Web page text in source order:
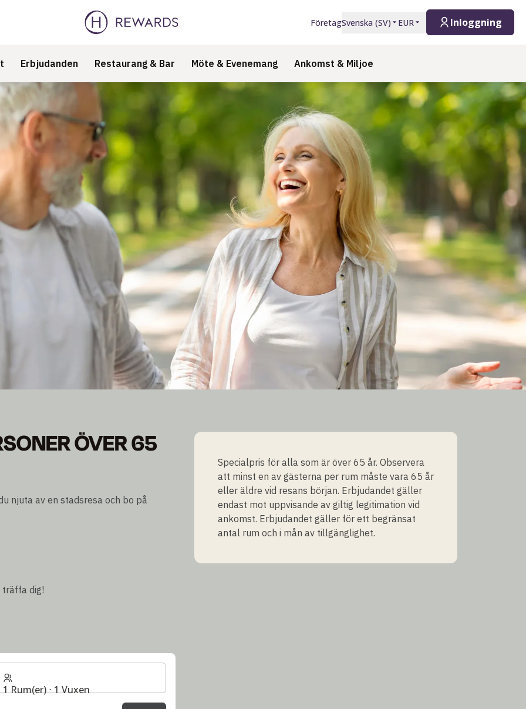
FöretagSvenska (SV) EUR Inloggning
Erbjudanden Restaurang & Bar Möte & Evenemang Ankomst & Miljoe
ÖVER 65
njuta av en stadsresa och bo på
träffa dig!
1 Rum(er) ⋅ 1 Vuxen
Specialpris för alla som är över 65 år. Observera
att minst en av gästerna per rum måste vara 65 år
eller äldre vid resans början. Erbjudandet gäller
endast mot uppvisande av giltig legitimation vid
ankomst. Erbjudandet gäller för ett begränsat
antal rum och i mån av tillgänglighet.